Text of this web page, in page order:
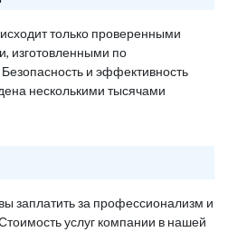
только проверенными
изготовленными по
и эффективность
несколькими тысячами
заплатить за профессионализм и
услуг компании в нашей